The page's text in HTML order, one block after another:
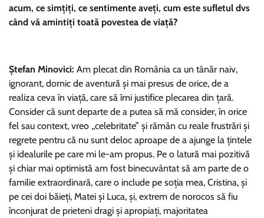
acum, ce simțiți, ce sentimente aveți, cum este sufletul dvs
când vă amintiți toată povestea de viață?
Ștefan Minovici: Am plecat din România ca un tânăr naiv,
ignorant, dornic de aventură și mai presus de orice, de a
realiza ceva în viață, care să îmi justifice plecarea din țară.
Consider că sunt departe de a putea să mă consider, în orice
fel sau context, vreo ,,celebritate” și rămân cu reale frustrări și
regrete pentru că nu sunt deloc aproape de a ajunge la țintele
și idealurile pe care mi le-am propus. Pe o latură mai pozitivă
și chiar mai optimistă am fost binecuvântat să am parte de o
familie extraordinară, care o include pe soția mea, Cristina, și
pe cei doi băieți, Matei și Luca, și, extrem de norocos să fiu
înconjurat de prieteni dragi și apropiați, majoritatea